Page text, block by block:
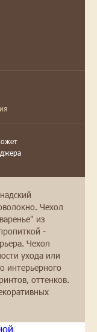
Чехол
из
-
Чехол
ухода или
интерьерного
оттенков.